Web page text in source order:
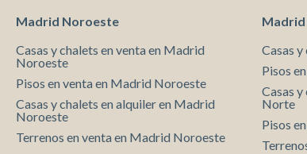
garaje. La urbanización dispone,
piscinas comunitarias. Cabe destacar que este ático
se ofrece exclusivamente para
duración y no está disponible
o vacacional, ni por semanas ni
verano. Si desea recibir más información o concertar
una visita, no dude en ponerse en
nosotros. Estaremos encantados de
Madrid Noroeste
Casas y chalets en venta en Madrid
Noroeste
Pisos en venta en Madrid Noroeste
Casas y chalets en alquiler en Madrid
Noroeste
Terrenos en venta en Madrid Noroeste
Casas
Pisos
Casas
Norte
Pisos